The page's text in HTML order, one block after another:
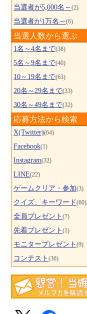
当選者が5,000名～ (2)
当選者が1万名～ (6)
当選人数から選ぶ
1名～4名まで(38)
5名～9名まで(40)
10～19名まで(63)
20名～29名まで(33)
30名～49名まで(32)
応募方法から検索
X(Twitter)(64)
Facebook(1)
Instagram(32)
LINE(22)
ゲームクリア・参加(3)
クイズ、キーワード(60)
全員プレゼント (7)
先着プレゼント (1)
モニタープレゼント (9)
コンテスト (36)